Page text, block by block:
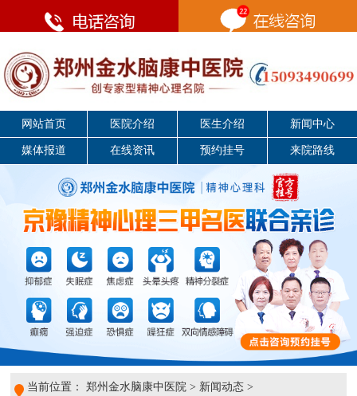
网站首页 医院介绍 医生介绍 新闻中心
媒体报道 在线资讯 预约挂号 来院路线
当前位置：郑州金水脑康中医院 > 新闻动态 >